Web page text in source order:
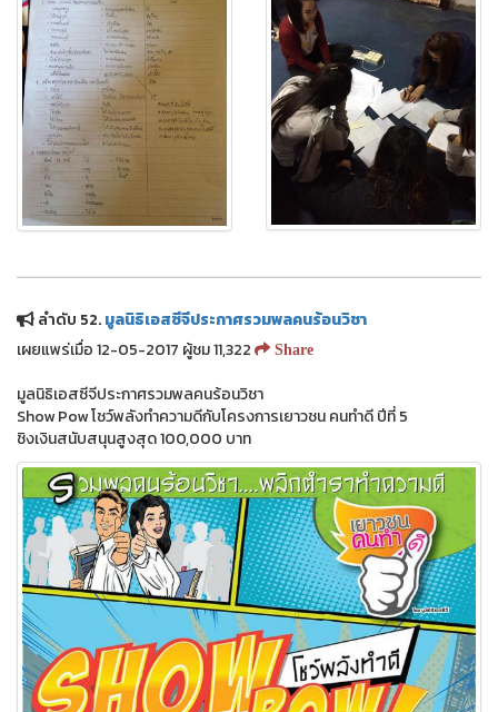
ลำดับ 52.มูลนิธิเอสซีจีประกาศรวมพลคนร้อนวิชา
เผยแพร่เมื่อ 12-05-2017 ผู้ชม 11,322
Share
มูลนิธิเอสซีจีประกาศรวมพลคนร้อนวิชา
Show Pow โชว์พลังทำความดีกับโครงการเยาวชน คนทำดี ปีที่ 5
ชิงเงินสนับสนุนสูงสุด 100,000 บาท